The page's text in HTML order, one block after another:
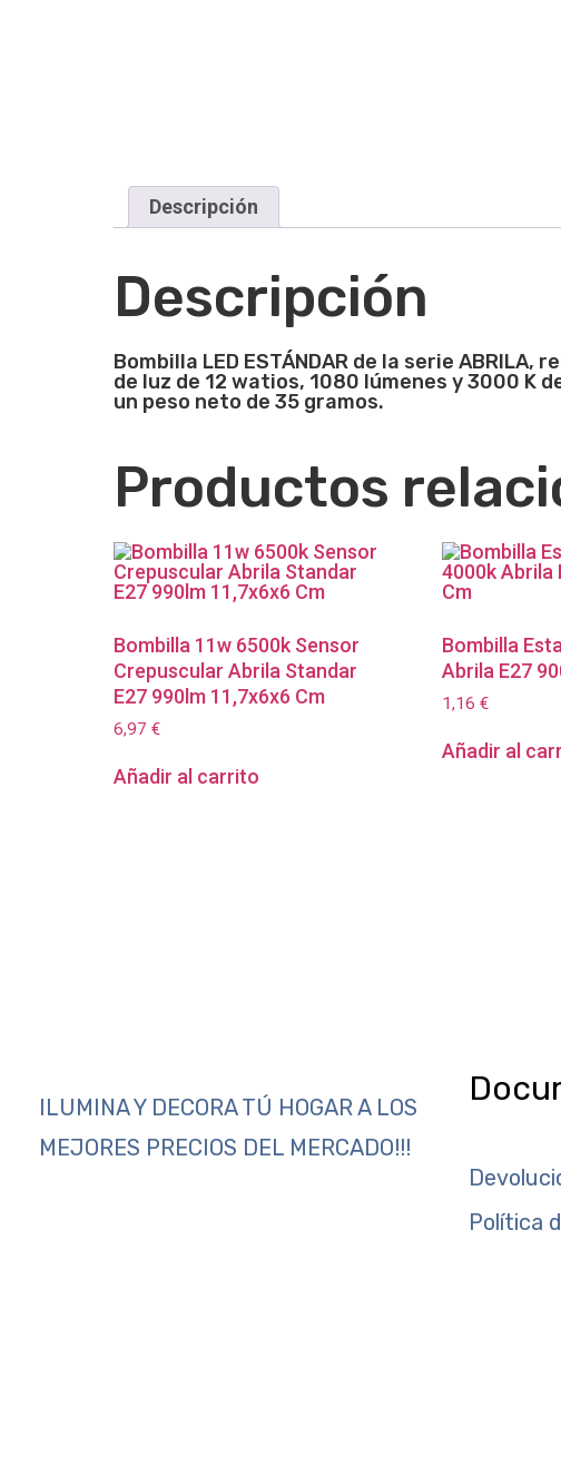
Descripción
Descripción
Bombilla LED ESTÁNDAR de la serie
de luz de 12 watios, 1080 lúmenes y 3000 K
un peso neto de 35 gramos.
Productos
Bombilla 11w 6500k Sensor
Crepuscular Abrila Standar
E27 990lm 11,7x6x6 Cm
6,97 €
Añadir al carrito
Bombilla
Abrila E27
1,16 €
Añadir al
ILUMINA Y DECORA TÚ HOGAR A LOS
MEJORES PRECIOS DEL MERCADO!!!
Política